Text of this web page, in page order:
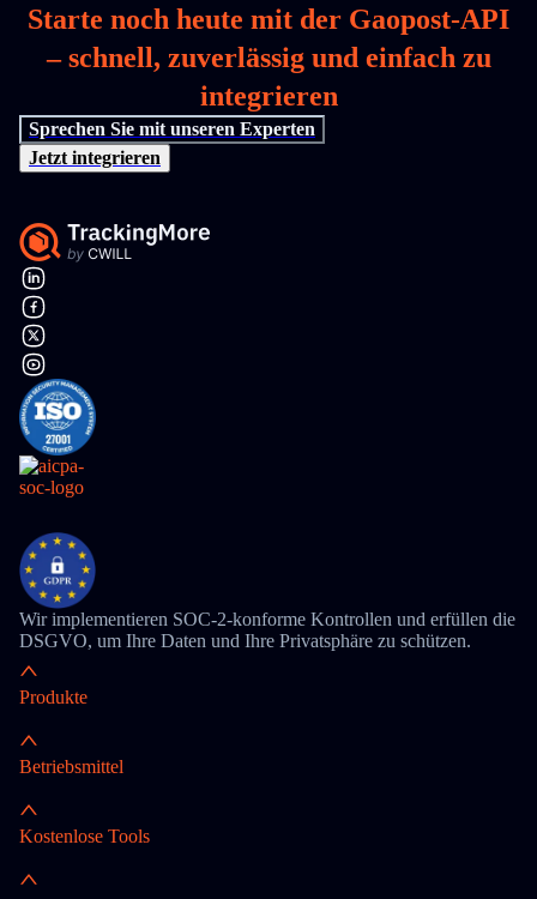
Starte noch heute mit der Gaopost-API
– schnell, zuverlässig und einfach zu
integrieren
Sprechen Sie mit unseren Experten
Jetzt integrieren
Wir implementieren SOC-2-konforme Kontrollen und erfüllen die
DSGVO, um Ihre Daten und Ihre Privatsphäre zu schützen.
Produkte
Betriebsmittel
Kostenlose Tools